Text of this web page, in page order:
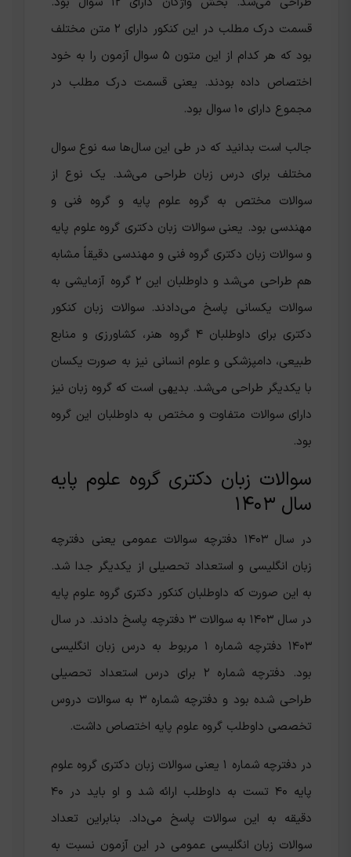
قسمت درک مطلب در این کنکور دارای ۲ متن مختلف
بود که هر کدام از این متون ۵ سوال آزمون را به خود
اختصاص داده بودند. یعنی قسمت درک مطلب در
مجموع دارای ۱۰ سوال بود.
جالب است بدانید که در طی این سال‌ها سه نوع سوال
مختلف برای درس زبان طراحی می‌شد. یک نوع از
سوالات مختص به گروه علوم پایه و گروه فنی و
مهندسی بود. یعنی سوالات زبان دکتری گروه علوم پایه
و سوالات زبان دکتری گروه فنی و مهندسی دقیقاً مشابه
هم طراحی می‌شد و داوطلبان این ۲ گروه آزمایشی به
سوالات یکسانی پاسخ می‌دادند. سوالات زبان کنکور
دکتری برای داوطلبان ۴ گروه‌ هنر، کشاورزی و منابع
طبیعی، دامپزشکی و علوم انسانی نیز به صورت یکسان
با یکدیگر طراحی می‌شد. بدیهی است که گروه زبان نیز
دارای سوالات متفاوت و مختص به داوطلبان این گروه
بود‌.
سوالات زبان دکتری گروه علوم پایه
سال ۱۴۰۳
در سال ۱۴۰۳ دفترچه سوالات عمومی یعنی دفترچه‌
زبان انگلیسی و استعداد تحصیلی از یکدیگر جدا شد.
به این صورت که داوطلبان کنکور دکتری گروه علوم پایه
در سال ۱۴۰۳ به سوالات ۳ دفترچه پاسخ دادند. در سال
۱۴۰۳ دفترچه شماره ۱ مربوط به درس زبان انگلیسی
بود. دفترچه شماره ۲ برای درس استعداد تحصیلی
طراحی شده بود و دفترچه شماره ۳ به سوالات دروس
تخصصی داوطلب گروه علوم پایه اختصاص داشت.
در دفترچه شماره ۱ یعنی سوالات زبان دکتری گروه علوم
پایه ۴۰ تست به داوطلب ارائه شد و او باید در ۴۰
دقیقه به این سوالات پاسخ می‌داد. بنابراین تعداد
سوالات زبان انگلیسی عمومی در این آزمون نسبت به